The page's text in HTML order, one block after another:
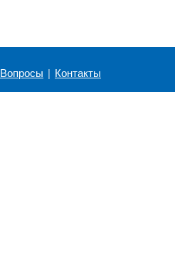
Вопросы | Контакты